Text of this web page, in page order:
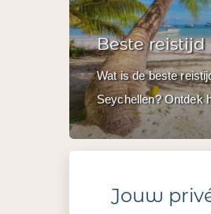
Beste reistijd
Wat is de beste
Seychellen? Ontdek
Jouw